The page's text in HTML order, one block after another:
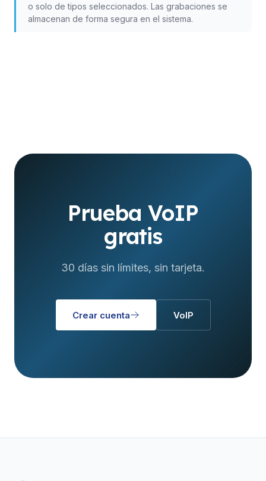
o solo de tipos seleccionados. Las grabaciones se
almacenan de forma segura en el sistema.
Prueba VoIP
gratis
30 días sin límites, sin tarjeta.
Crear cuenta VoIP